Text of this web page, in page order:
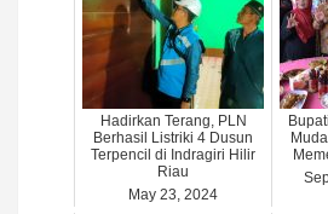
Hadirkan Terang, PLN
Berhasil Listriki 4 Dusun
Terpencil di Indragiri Hilir
Riau
May 23, 2024